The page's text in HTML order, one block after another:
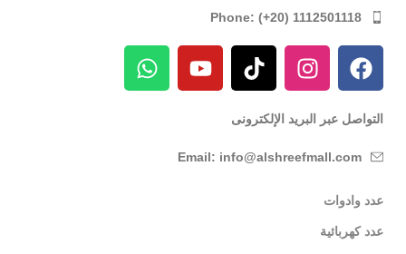
Phone: (+20) 1112501118
التواصل عبر البريد الإلكترونى
Email: info@alshreefmall.com
عدد وادوات
عدد كهربائية